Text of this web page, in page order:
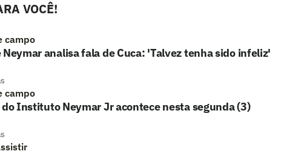
VOCÊ!
campo
Neymar analisa fala de Cuca: 'Talvez tenha sido infeliz'
campo
do Instituto Neymar Jr acontece nesta segunda (3)